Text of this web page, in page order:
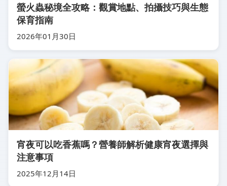
螢火蟲秘境全攻略：觀賞地點、拍攝技巧與生態
保育指南
2026年01月30日
宵夜可以吃香蕉嗎？營養師解析健康宵夜選擇與
注意事項
2025年12月14日